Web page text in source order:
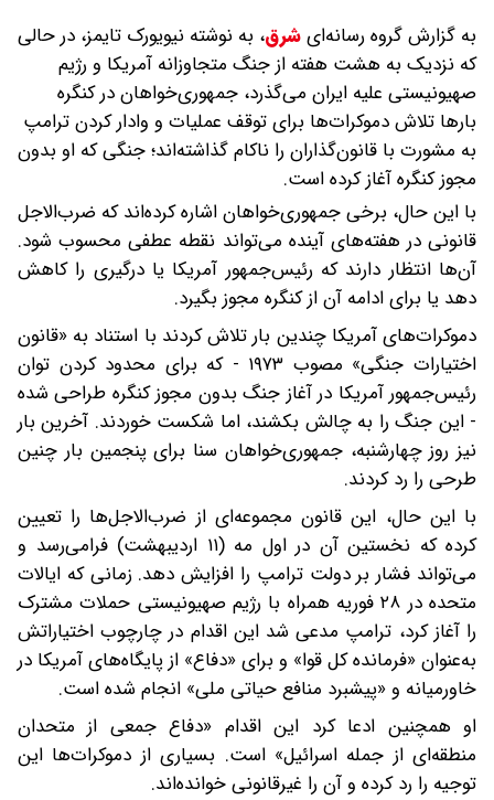
به گزارش گروه رسانه‌ایشرق، به نوشته نیویورک تایمز، در حالی
که نزدیک به هشت هفته از جنگ متجاوزانه آمریکا و رژیم
صهیونیستی علیه ایران می‌گذرد، جمهوری‌خواهان در کنگره
بارها تلاش دموکرات‌ها برای توقف عملیات و وادار کردن ترامپ
به مشورت با قانون‌گذاران را ناکام گذاشته‌اند؛ جنگی که او بدون
مجوز کنگره آغاز کرده است.
با این حال، برخی جمهوری‌خواهان اشاره کرده‌اند که ضرب‌الاجل
قانونی در هفته‌های آینده می‌تواند نقطه عطفی محسوب شود.
آن‌ها انتظار دارند که رئیس‌جمهور آمریکا یا درگیری را کاهش
دهد یا برای ادامه آن از کنگره مجوز بگیرد.
دموکرات‌های آمریکا چندین بار تلاش کردند با استناد به «قانون
اختیارات جنگی» مصوب ۱۹۷۳ - که برای محدود کردن توان
رئیس‌جمهور آمریکا در آغاز جنگ بدون مجوز کنگره طراحی شده
- این جنگ را به چالش بکشند، اما شکست خوردند. آخرین بار
نیز روز چهارشنبه، جمهوری‌خواهان سنا برای پنجمین بار چنین
طرحی را رد کردند.
با این حال، این قانون مجموعه‌ای از ضرب‌الاجل‌ها را تعیین
کرده که نخستین آن در اول مه (۱۱ اردیبهشت) فرامی‌رسد و
می‌تواند فشار بر دولت ترامپ را افزایش دهد. زمانی که ایالات
متحده در ۲۸ فوریه همراه با رژیم صهیونیستی حملات مشترک
را آغاز کرد، ترامپ مدعی شد این اقدام در چارچوب اختیاراتش
به‌عنوان «فرمانده کل قوا» و برای «دفاع» از پایگاه‌های آمریکا در
خاورمیانه و «پیشبرد منافع حیاتی ملی» انجام شده است.
او همچنین ادعا کرد این اقدام «دفاع جمعی از متحدان
منطقه‌ای از جمله اسرائیل» است. بسیاری از دموکرات‌ها این
توجیه را رد کرده و آن را غیرقانونی خوانده‌اند.